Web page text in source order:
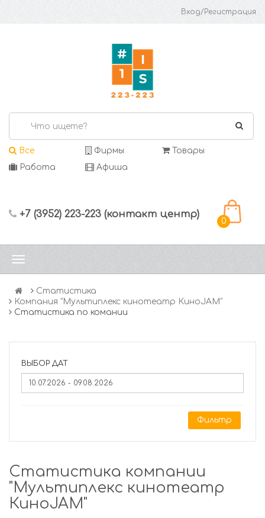
Вход/Регистрация
Все Фирмы
Товары
Работа
Афиша
+7 (3952) 223-223 (контакт центр)
0
Статистика
Компания "Мультиплекс кинотеатр КиноJAM"
Статистика по комании
ВЫБОР ДАТ
Фильтр
Статистика компании
"Мультиплекс кинотеатр
КиноJAM"